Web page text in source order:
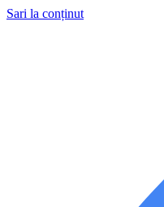
Sari la conținut